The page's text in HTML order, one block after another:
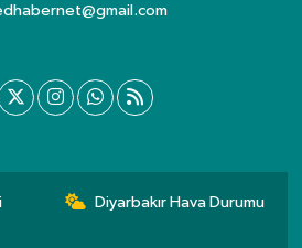
Diyarbakır Hava Durumu